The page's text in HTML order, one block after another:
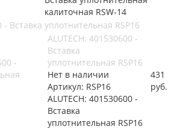
калиточная RSW-14
- Вставка уплотнительная RSP16
ALUTECH: 401530600 -
Вставка
уплотнительная RSP16
Нет в наличии
Артикул: RSP16
ALUTECH: 401530600 -
Вставка
уплотнительная RSP16
431
руб.